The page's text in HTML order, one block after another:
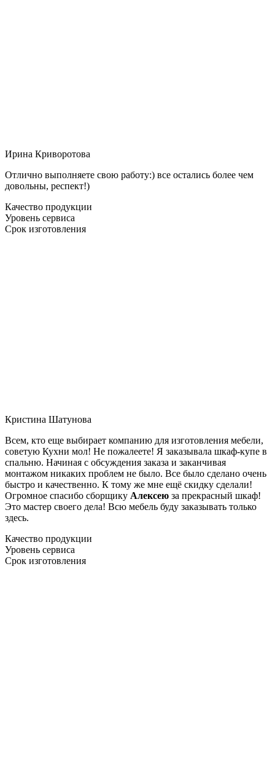
Ирина Криворотова
Отлично выполняете свою работу:) все остались более чем
довольны, респект!)
Качество продукции
Уровень сервиса
Срок изготовления
Кристина Шатунова
Всем, кто еще выбирает компанию для изготовления мебели,
советую Кухни мол! Не пожалеете! Я заказывала шкаф-купе в
спальню. Начиная с обсуждения заказа и заканчивая
монтажом никаких проблем не было. Все было сделано очень
быстро и качественно. К тому же мне ещё скидку сделали!
Огромное спасибо сборщику Алексею за прекрасный шкаф!
Это мастер своего дела! Всю мебель буду заказывать только
здесь.
Качество продукции
Уровень сервиса
Срок изготовления